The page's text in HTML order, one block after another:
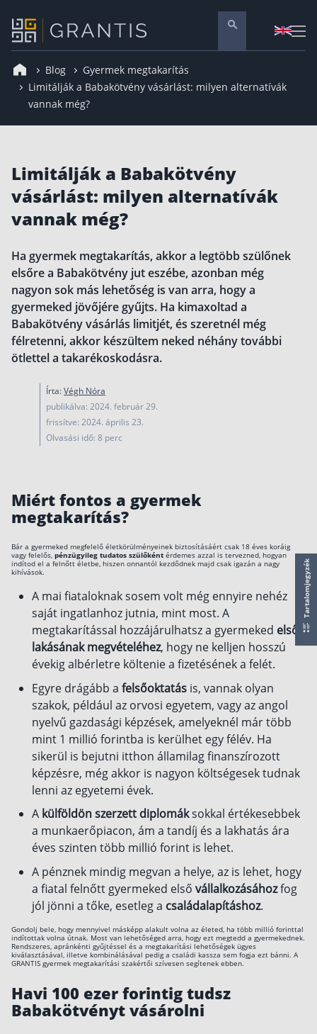
Pénzügyi tanácsadás
Nyugdíj előtakarékosság
Melyiket válaszd? Nyugdíjbiztosítás, NYESZ vagy
ÖNYP?
Nyugdíj előtakarékossági számla (NYESZ)
Nyugdíj tanácsadás 🪙
Nyugdíj megtakarítás – Így válassz
Magánnyugdíjpénztár összefoglaló
Nyugdíjkorhatár táblázat és útmutató
Nyugdíj kisokos – A magyar nyugdíjrendszer
működése
Egyszerű Állami Nyugdíjkalkulátor
Önkéntes Nyugdíjpénztárak hozamai
Nyugdíjbiztosítás
Nyugdíjbiztosítás vagy NYESZ? Melyik a jobb?
Melyik a legolcsóbb nyugdíjbiztosítás?
Nyugdíjbiztosítás adókedvezmény és adójóváírás
KATA Nyugdíj: így használd ki az
Nyugdíjbiztosítás hozamok
Életbiztosítások
Balesetbiztosítás
Csoportos életbiztosítás
Kockázati életbiztosítás 🛡
Euróalapú megtakarításos életbiztosítás
Megtakarítással kombinált életbiztosítás
Vegyes életbiztosítás
Befektetési egységekhez kötött életbiztosítás
Egészségbiztosítás
Egészségbiztosítás cégeknek
Magán egészségbiztosítás 💊
Betegbiztosítás
Egészségpénztár – Spórolj évi akár 150 ezer
Egészségbiztosítás kalkulátor
Befektetés
Állampapír
Blog
Gyermek megtakarítás
Limitálják a Babakötvény vásárlást: milyen alternatívák
vannak még?
Limitálják a Babakötvény
vásárlást: milyen alternatívák
vannak még?
Ha gyermek megtakarítás, akkor a legtöbb szülőnek
elsőre a Babakötvény jut eszébe, azonban még
nagyon sok más lehetőség is van arra, hogy a
gyermeked jövőjére gyűjts. Ha kimaxoltad a
Babakötvény vásárlás limitjét, és szeretnél még
félretenni, akkor készültem neked néhány további
ötlettel a takarékoskodásra.
Írta:Végh Nóra
publikálva: 2024. február 29.
frissítve: 2024. április 23.
Olvasási idő: 8 perc
Miért fontos a gyermek
megtakarítás?
Bár a gyermeked megfelelő életkörülményeinek biztosításáért csak 18 éves koráig
vagy felelős, pénzügyileg tudatos szülőként érdemes azzal is tervezned, hogyan
indítod el a felnőtt életbe, hiszen onnantól kezdődnek majd csak igazán a nagy
kihívások.
A mai fiataloknak sosem volt még ennyire nehéz
saját ingatlanhoz jutnia, mint most. A
megtakarítással hozzájárulhatsz a gyermeked első
lakásának megvételéhez, hogy ne kelljen hosszú
évekig albérletre költenie a fizetésének a felét.
Egyre drágább a felsőoktatás is, vannak olyan
szakok, például az orvosi egyetem, vagy az angol
nyelvű gazdasági képzések, amelyeknél már több
mint 1 millió forintba is kerülhet egy félév. Ha
sikerül is bejutni itthon államilag finanszírozott
képzésre, még akkor is nagyon költségesek tudnak
lenni az egyetemi évek.
A külföldön szerzett diplomáksokkal értékesebbek
a munkaerőpiacon, ám a tandíj és a lakhatás ára
éves szinten több millió forint is lehet.
A pénznek mindig megvan a helye, az is lehet, hogy
a fiatal felnőtt gyermeked első vállalkozásáhozfog
jól jönni a tőke, esetleg a családalapításhoz.
Gondolj bele, hogy mennyivel másképp alakult volna az életed, ha több millió forinttal
indítottak volna útnak. Most van lehetőséged arra, hogy ezt megtedd a gyermekednek.
Rendszeres, apránkénti gyűjtéssel és a megtakarítási lehetőségek ügyes
kiválasztásával, illetve kombinálásával pedig a családi kassza sem fogja ezt bánni. A
GRANTIS gyermek megtakarítási szakértői szívesen segítenek ebben.
Havi 100 ezer forintig tudsz
Babakötvényt vásárolni
Tartalomjegyzék